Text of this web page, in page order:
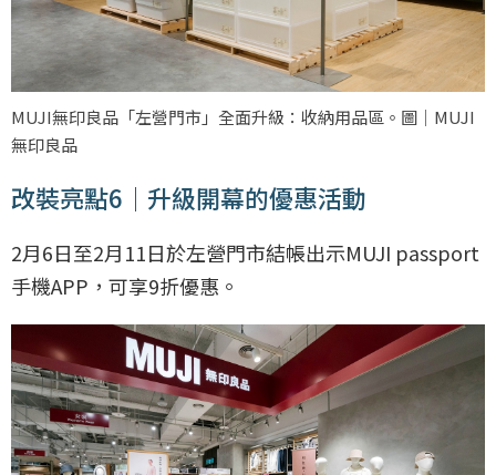
MUJI無印良品「左營門市」全面升級：收納用品區。圖｜MUJI
無印良品
改裝亮點6｜升級開幕的優惠活動
2月6日至2月11日於左營門市結帳出示MUJI passport
手機APP，可享9折優惠。